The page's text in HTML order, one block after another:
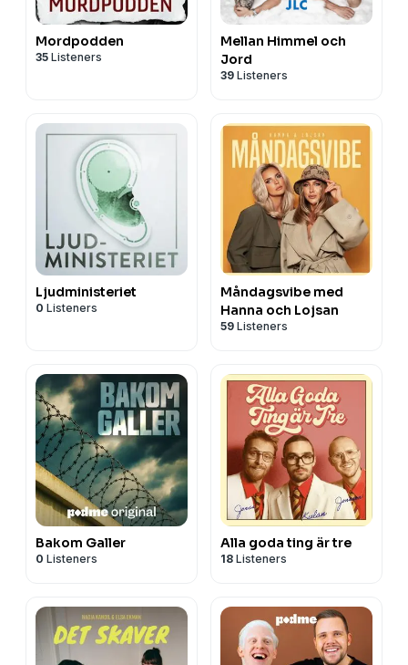
Mordpodden
35 Listeners
Mellan Himmel och
Jord
39 Listeners
Ljudministeriet
0 Listeners
Måndagsvibe med
Hanna och Lojsan
59 Listeners
Bakom Galler
0 Listeners
Alla goda ting är tre
18 Listeners